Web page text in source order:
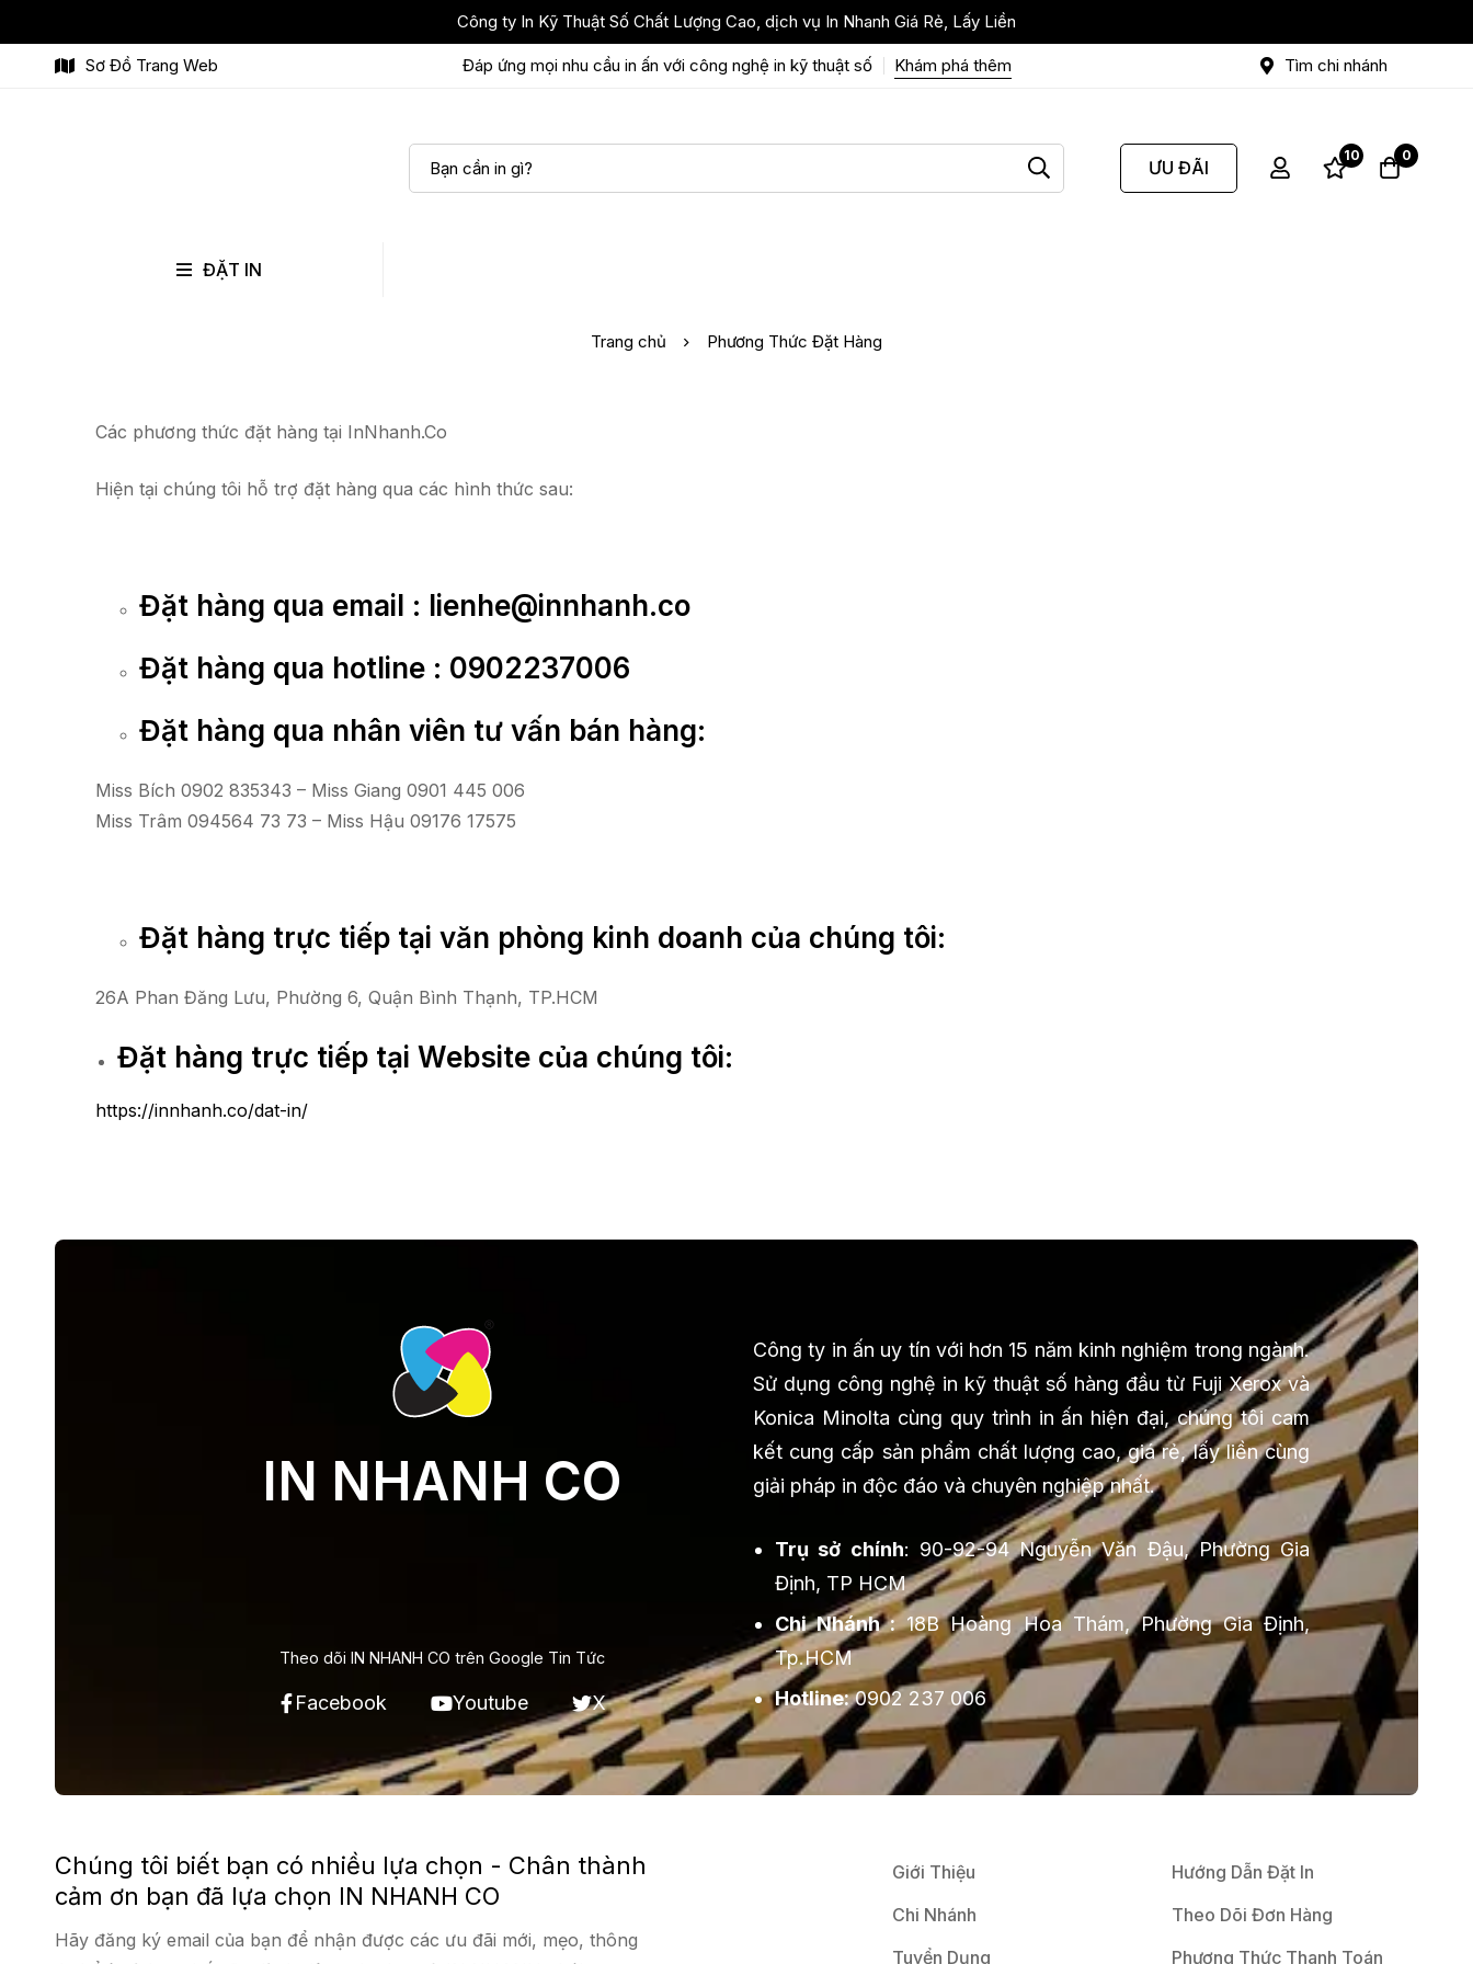
Công ty In Kỹ Thuật Số Chất Lượng Cao, dịch vụ In Nhanh Giá Rẻ, Lấy Liền
Sơ Đồ Trang Web Đáp ứng mọi nhu cầu in ấn với công nghệ in kỹ thuật số Khám phá thêm Tìm chi nhánh
ƯU ĐÃI
10 0
ĐẶT IN
Trang chủ Phương Thức Đặt Hàng
Các phương thức đặt hàng tại InNhanh.Co
Hiện tại chúng tôi hỗ trợ đặt hàng qua các hình thức sau:
Đặt hàng qua email : lienhe@innhanh.co
Đặt hàng qua hotline : 0902237006
Đặt hàng qua nhân viên tư vấn bán hàng:
Miss Bích 0902 835343 – Miss Giang 0901 445 006
Miss Trâm 094564 73 73 – Miss Hậu 09176 17575
Đặt hàng trực tiếp tại văn phòng kinh doanh của chúng tôi:
26A Phan Đăng Lưu, Phường 6, Quận Bình Thạnh, TP.HCM
Đặt hàng trực tiếp tại Website của chúng tôi:
https://innhanh.co/dat-in/
IN NHANH CO
Theo dõi IN NHANH CO trên Google Tin Tức
Facebook Youtube X
Công ty in ấn uy tín với hơn 15 năm kinh nghiệm trong ngành.
Sử dụng công nghệ in kỹ thuật số hàng đầu từ Fuji Xerox và
Konica Minolta cùng quy trình in ấn hiện đại, chúng tôi cam
kết cung cấp sản phẩm chất lượng cao, giá rẻ, lấy liền cùng
giải pháp in độc đáo và chuyên nghiệp nhất.
Trụ sở chính: 90-92-94 Nguyễn Văn Đậu, Phường Gia
Định, TP HCM
Chi Nhánh :18B Hoàng Hoa Thám, Phường Gia Định,
Tp.HCM
Hotline:0902 237 006
Chúng tôi biết bạn có nhiều lựa chọn - Chân thành
cảm ơn bạn đã lựa chọn IN NHANH CO
Hãy đăng ký email của bạn để nhận được các ưu đãi mới, mẹo, thông
Giới Thiệu
Chi Nhánh
Tuyển Dụng
Hướng Dẫn Đặt In
Theo Dõi Đơn Hàng
Phương Thức Thanh Toán